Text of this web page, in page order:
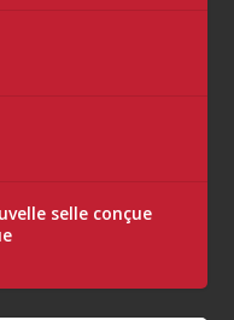
selle conçue